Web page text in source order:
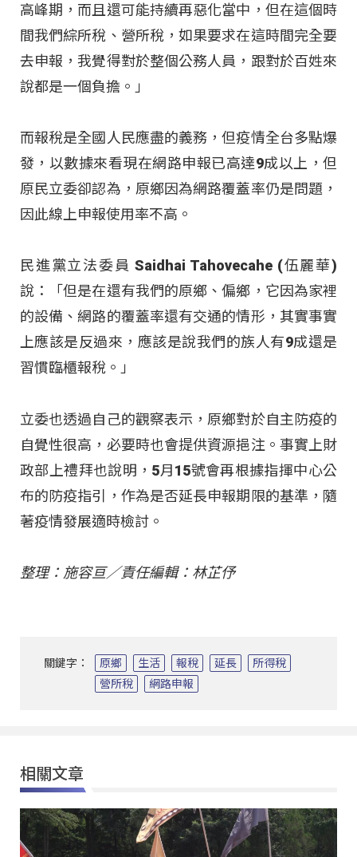
高峰期，而且還可能持續再惡化當中，但在這個時
間我們綜所稅、營所稅，如果要求在這時間完全要
去申報，我覺得對於整個公務人員，跟對於百姓來
說都是一個負擔。」
而報稅是全國人民應盡的義務，但疫情全台多點爆
發，以數據來看現在網路申報已高達9成以上，但
原民立委卻認為，原鄉因為網路覆蓋率仍是問題，
因此線上申報使用率不高。
民進黨立法委員 Saidhai Tahovecahe (伍麗華)
說：「但是在還有我們的原鄉、偏鄉，它因為家裡
的設備、網路的覆蓋率還有交通的情形，其實事實
上應該是反過來，應該是說我們的族人有9成還是
習慣臨櫃報稅。」
立委也透過自己的觀察表示，原鄉對於自主防疫的
自覺性很高，必要時也會提供資源挹注。事實上財
政部上禮拜也說明，5月15號會再根據指揮中心公
布的防疫指引，作為是否延長申報期限的基準，隨
著疫情發展適時檢討。
整理：施容亘／責任編輯：林芷伃
關鍵字： 原鄉 生活 報稅 延長
所得稅
營所稅
網路申報
相關文章